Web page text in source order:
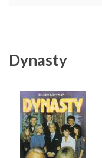
Dynasty